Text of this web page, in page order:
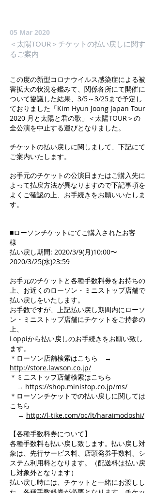
05 Mar 2020
＜太陽TOUR＞チケットの払い戻しに関す
るご案内
この度の新型コロナウイルス感染症による被
害拡大の状況を鑑みて、関係各所にて開催に
ついて協議した結果、3/5～3/25まで予定し
ておりました「Kim Hyun Joong Japan Tour
2020 月と太陽と君の歌」＜太陽TOUR＞の
全公演を中止する運びとなりました。
チケットの払い戻しに関しまして、下記にて
ご案内いたします。
お手元のチケットの公演日またはご購入先に
よって払戻方法が異なりますので下記事項を
よくご確認の上、お手続きをお願いいたしま
す。
■ローソンチケットにてご購入されたお客
様
払い戻し期間: 2020/3/9(月)10:00〜
2020/3/25(水)23:59
お手元のチケットと各種手数料券をお持ちの
上、お近くのローソン・ミニストップ店舗で
払い戻しをいたします。
お手数ですが、上記払い戻し期間内にローソ
ン・ミニストップ店舗にチケットをご持参の
上、
Loppiから払い戻しのお手続きをお願い致し
ます。
＊ローソン店舗検索はこちら →
http://store.lawson.co.jp/
＊ミニストップ店舗検索はこちら
→ https://shop.ministop.co.jp/ms/
＊ローソンチケットでの払い戻しに関しては
こちら
→ http://l-tike.com/oc/lt/haraimodoshi/
【各種手数料券について】
各種手数料も払い戻し致します。払い戻し対
象は、先行サービス料、店頭発券手数料、シ
ステム利用料となります。（配送料は払い戻
し対象外となります）
払い戻し時には、チケットと一緒にお渡しし